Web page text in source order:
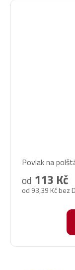
Povlak na
od 93,39 Kč bez
od 113 Kč